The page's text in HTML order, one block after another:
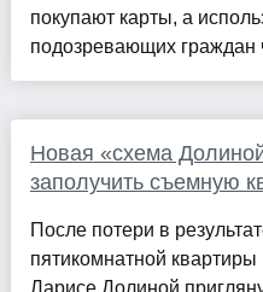
покупают карты, а
подозревающих граждан
Новая «схема
заполучить съемную
После потери в
пятикомнатной
Ларисе Долиной